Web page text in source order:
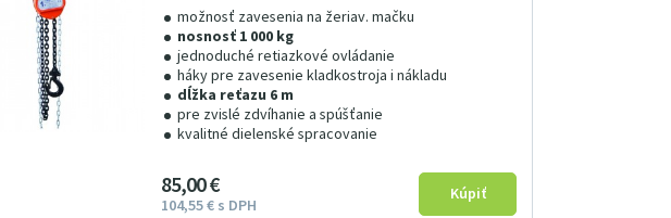
možnosť zavesenia na žeriav. mačku
nosnosť 1 000 kg
jednoduché retiazkové ovládanie
háky pre zavesenie kladkostroja i nákladu
dĺžka reťazu 6 m
pre zvislé zdvíhanie a spúšťanie
kvalitné dielenské spracovanie
8500€
104 55€ s DPH